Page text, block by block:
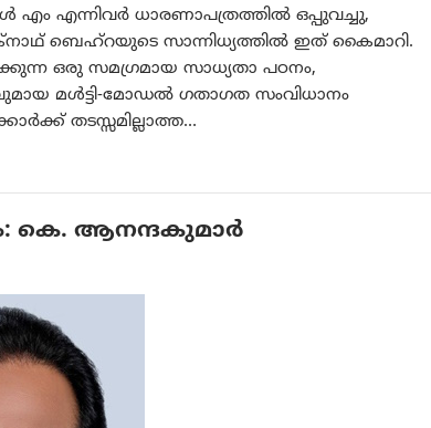
എന്നിവർ ധാരണാപത്രത്തിൽ ഒപ്പുവച്ചു,
ബെഹ്‌റയുടെ സാന്നിധ്യത്തിൽ ഇത് കൈമാറി.
ഒരു സമഗ്രമായ സാധ്യതാ പഠനം,
മൾട്ടി-മോഡൽ ഗതാഗത സംവിധാനം
തടസ്സമില്ലാത്ത…
കെ. ആനന്ദകുമാർ